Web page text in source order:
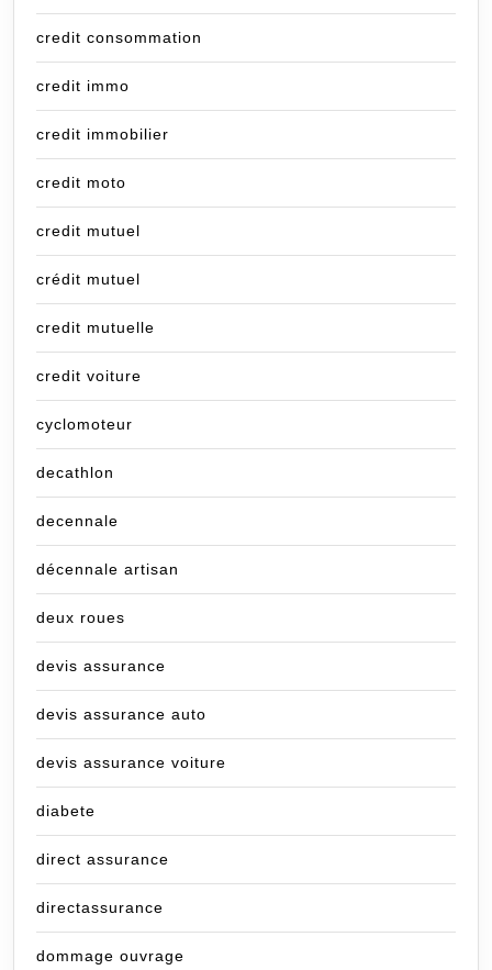
credit consommation
credit immo
credit immobilier
credit moto
credit mutuel
crédit mutuel
credit mutuelle
credit voiture
cyclomoteur
decathlon
decennale
décennale artisan
deux roues
devis assurance
devis assurance auto
devis assurance voiture
diabete
direct assurance
directassurance
dommage ouvrage